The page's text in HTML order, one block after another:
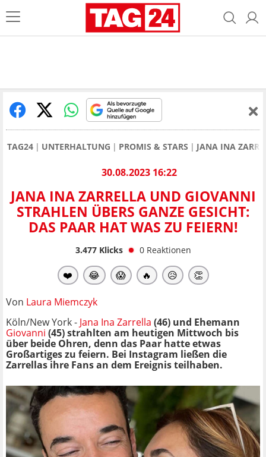
TAG24 UNTERHALTUNG PROMIS & STARS JANA INA
30.08.2023 16:22
JANA INA ZARRELLA UND GIOVANNI
STRAHLEN ÜBERS GANZE GESICHT:
DAS PAAR HAT WAS ZU FEIERN!
3.477Klicks 0 Reaktionen
❤️ 😂 😱 🔥 😥 👏
Von Laura Miemczyk
Köln/New York - Jana Ina Zarrella (46) und Ehemann
Giovanni (45) strahlten am heutigen Mittwoch bis
über beide Ohren, denn das Paar hatte etwas
Großartiges zu feiern. Bei Instagram ließen die
Zarrellas ihre Fans an dem Ereignis teilhaben.